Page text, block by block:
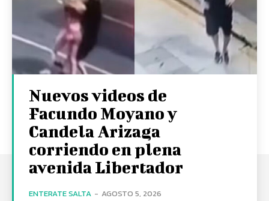
Nuevos videos de
Facundo Moyano y
Candela Arizaga
corriendo en plena
avenida Libertador
ENTERATE SALTA - AGOSTO 5, 2026